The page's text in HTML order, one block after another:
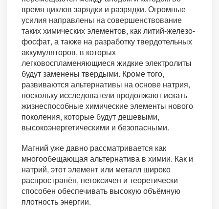
время циклов зарядки и разрядки. Огромные
усилия направлены на совершенствование
таких химических элементов, как литий-железо-
фосфат, а также на разработку твердотельных
аккумуляторов, в которых
легковоспламеняющиеся жидкие электролиты
будут заменены твердыми. Кроме того,
развиваются альтернативы на основе натрия,
поскольку исследователи продолжают искать
жизнеспособные химические элементы нового
поколения, которые будут дешевыми,
высокоэнергетическими и безопасными.
Магний уже давно рассматривается как
многообещающая альтернатива в химии. Как и
натрий, этот элемент или металл широко
распространён, нетоксичен и теоретически
способен обеспечивать высокую объёмную
плотность энергии.